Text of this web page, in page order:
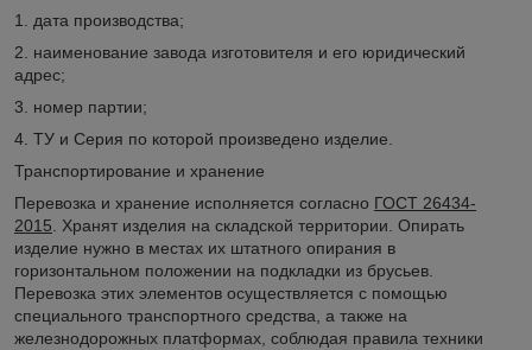
1. дата производства;
2. наименование завода изготовителя и его юридический
адрес;
3. номер партии;
4. ТУ и Серия по которой произведено изделие.
Транспортирование и хранение
Перевозка и хранение исполняется согласно ГОСТ 26434-
2015. Хранят изделия на складской территории. Опирать
изделие нужно в местах их штатного опирания в
горизонтальном положении на подкладки из брусьев.
Перевозка этих элементов осуществляется с помощью
специального транспортного средства, а также на
железнодорожных платформах, соблюдая правила техники